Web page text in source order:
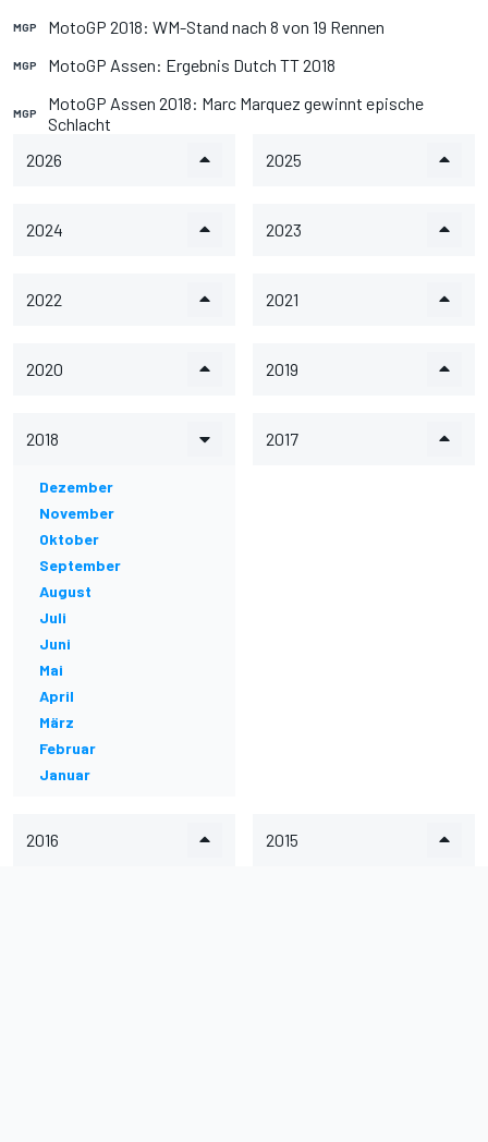
MGP MotoGP 2018: WM-Stand nach 8 von 19 Rennen
MGP MotoGP Assen: Ergebnis Dutch TT 2018
MGP
MotoGP Assen 2018: Marc Marquez gewinnt epische
Schlacht
2026
2025
2024 2023
2022 2021
2020 2019
2018
Dezember
November
Oktober
September
August
Juli
Juni
Mai
April
März
Februar
Januar
2017
2016 2015